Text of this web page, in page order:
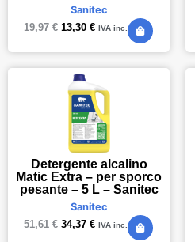
Sanitec
19,97€ 13,30 € IVA inc.
Detergente alcalino
Matic Extra – per sporco
pesante – 5 L – Sanitec
Sanitec
51,61€ 34,37 € IVA inc.